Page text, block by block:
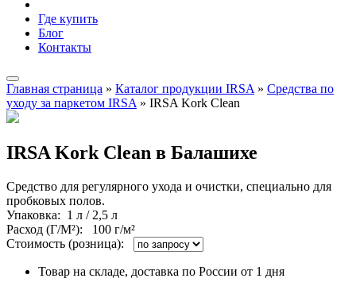
Где купить
Блог
Контакты
Главная страница » Каталог продукции IRSA » Средства по
уходу за паркетом IRSA » IRSA Kork Clean
IRSA Kork Clean в Балашихе
Средство для регулярного ухода и очистки, специально для
пробковых полов.
Упаковка: 1 л / 2,5 л
Расход (Г/М²): 100 г/м²
Стоимость (розница):
Товар на складе, доставка по России от 1 дня